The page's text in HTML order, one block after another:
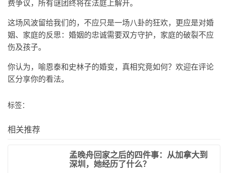
费争议，所有谜团终将在法庭上解开。
这场风波留给我们的，不应只是一场八卦的狂欢，更应是对婚
姻、家庭的反思：婚姻的忠诚需要双方守护，家庭的破裂不应
伤及孩子。
你认为，喻恩泰和史林子的婚变，真相究竟如何？欢迎在评论
区分享你的看法。
标签：
相关推荐
​孟晚舟回家之后的四件事：从加拿大到
深圳，她经历了什么？